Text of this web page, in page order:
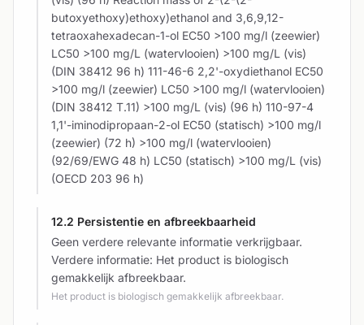
butoxyethoxy)ethoxy)ethanol and 3,6,9,12-
tetraoxahexadecan-1-ol EC50 >100 mg/l (zeewier)
LC50 >100 mg/L (watervlooien) >100 mg/L (vis)
(DIN 38412 96 h) 111-46-6 2,2'-oxydiethanol EC50
>100 mg/l (zeewier) LC50 >100 mg/l (watervlooien)
(DIN 38412 T.11) >100 mg/L (vis) (96 h) 110-97-4
1,1'-iminodipropaan-2-ol EC50 (statisch) >100 mg/l
(zeewier) (72 h) >100 mg/l (watervlooien)
(92/69/EWG 48 h) LC50 (statisch) >100 mg/L (vis)
(OECD 203 96 h)
12.2 Persistentie en afbreekbaarheid
Geen verdere relevante informatie verkrijgbaar.
Verdere informatie: Het product is biologisch
gemakkelijk afbreekbaar.
Het product is biologisch gemakkelijk afbreekbaar.